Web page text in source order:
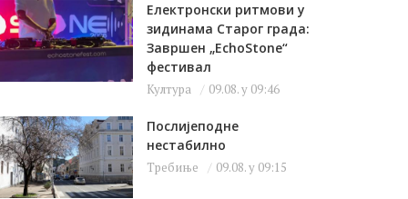
Електронски ритмови у
зидинама Старог града:
Завршен „EchoStone“
фестивал
Култура 09.08. у 09:46
Послијеподне
нестабилно
Требиње 09.08. у 09:15